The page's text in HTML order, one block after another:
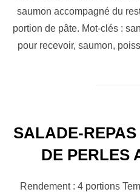
saumon accompagné du
portion de pâte. Mot-clés :
pour recevoir, saumon,
SALADE-
DE PERLES
Rendement : 4 portions